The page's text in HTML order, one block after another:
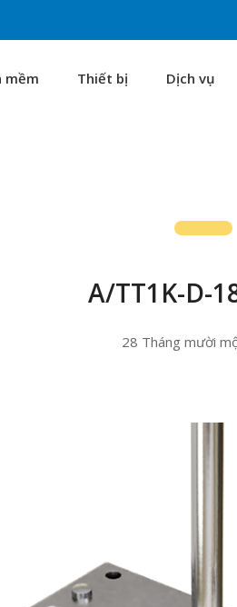
mềm Thiết bị Dịch vụ
A/TT1K-D-
28 Tháng mười